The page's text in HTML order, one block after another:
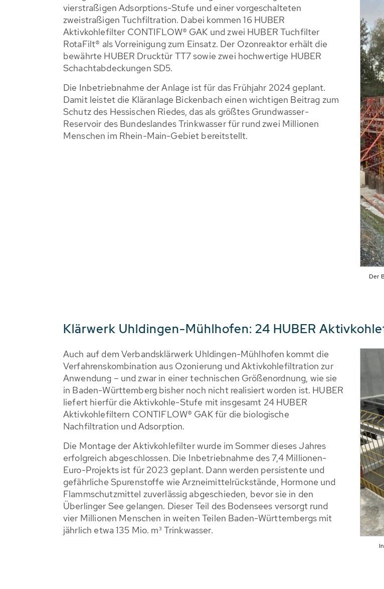
Der
vierstraßigen Adsorptions-Stufe und einer vorgeschalteten
zweistraßigen Tuchfiltration. Dabei kommen 16 HUBER
Aktivkohlefilter CONTIFLOW® GAK und zwei HUBER Tuchfilter
RotaFilt® als Vorreinigung zum Einsatz. Der Ozonreaktor erhält die
bewährte HUBER Drucktür TT7 sowie zwei hochwertige HUBER
Schachtabdeckungen SD5.
Die Inbetriebnahme der Anlage ist für das Frühjahr 2024 geplant.
Damit leistet die Kläranlage Bickenbach einen wichtigen Beitrag zum
Schutz des Hessischen Riedes, das als größtes Grundwasser-
Reservoir des Bundeslandes Trinkwasser für rund zwei Millionen
Menschen im Rhein-Main-Gebiet bereitstellt.
Klärwerk Uhldingen-Mühlhofen: 24 HUBER
Auch auf dem Verbandsklärwerk Uhldingen-Mühlhofen kommt die
Verfahrenskombination aus Ozonierung und Aktivkohlefiltration zur
Anwendung – und zwar in einer technischen Größenordnung, wie sie
in Baden-Württemberg bisher noch nicht realisiert worden ist. HUBER
liefert hierfür die Aktivkohle-Stufe mit insgesamt 24 HUBER
Aktivkohlefiltern CONTIFLOW® GAK für die biologische
Nachfiltration und Adsorption.
Die Montage der Aktivkohlefilter wurde im Sommer dieses Jahres
erfolgreich abgeschlossen. Die Inbetriebnahme des 7,4 Millionen-
Euro-Projekts ist für 2023 geplant. Dann werden persistente und
gefährliche Spurenstoffe wie Arzneimittelrückstände, Hormone und
Flammschutzmittel zuverlässig abgeschieden, bevor sie in den
Überlinger See gelangen. Dieser Teil des Bodensees versorgt rund
vier Millionen Menschen in weiten Teilen Baden-Württembergs mit
jährlich etwa 135 Mio. m³ Trinkwasser.